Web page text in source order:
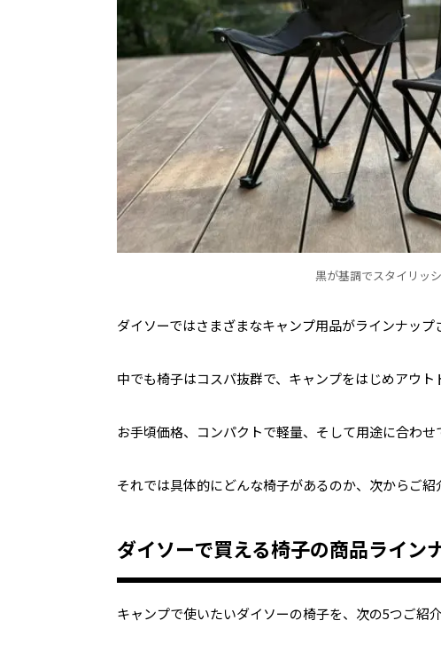
黒が基調でスタイリッ
ダイソーではさまざまなキャンプ用品がラインナップ
中でも椅子はコスパ抜群で、キャンプをはじめアウト
お手頃価格、コンパクトで軽量、そして用途に合わせ
それでは具体的にどんな椅子があるのか、次からご紹
ダイソーで買える椅子の商品ライン
キャンプで使いたいダイソーの椅子を、次の5つご紹介